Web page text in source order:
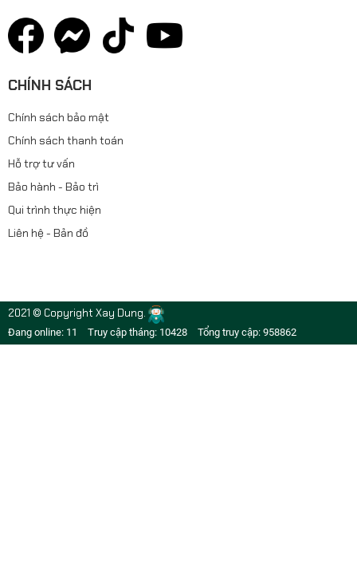
CHÍNH SÁCH
Chính sách bảo mật
Chính sách thanh toán
Hỗ trợ tư vấn
Bảo hành - Bảo trì
Qui trình thực hiện
Liên hệ - Bản đồ
2021 © Copyright Xay Dung.
Đang online: 11 Truy cập tháng: 10428 Tổng truy cập: 958862